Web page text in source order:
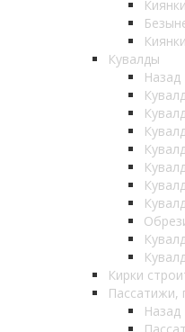
Кувалды
Назад
Кирки
Пассатижи,
Назад